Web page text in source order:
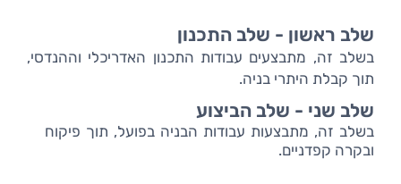
שלב ראשון - שלב התכנון
בשלב זה, מתבצעים עבודות התכנון האדריכלי וההנדסי,
תוך קבלת היתרי בניה.
שלב שני - שלב הביצוע
בשלב זה, מתבצעות עבודות הבניה בפועל, תוך פיקוח
ובקרה קפדניים.